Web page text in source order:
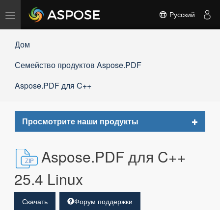
Переключить
навигацию
Русский
Дом
Семейство продуктов Aspose.PDF
Aspose.PDF для C++
Просмотрите наши продукты
Toggle
Aspose.PDF для C++
25.4 Linux
Скачать Форум поддержки